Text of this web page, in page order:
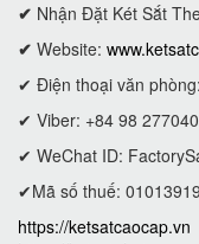
✔ Nhận Đặt Két Sắt
✔ Website:
✔ Điện thoại văn
✔ Viber: +84 98
✔ WeChat ID:
✔Mã số thuế:
https://ketsatcaocap.vn